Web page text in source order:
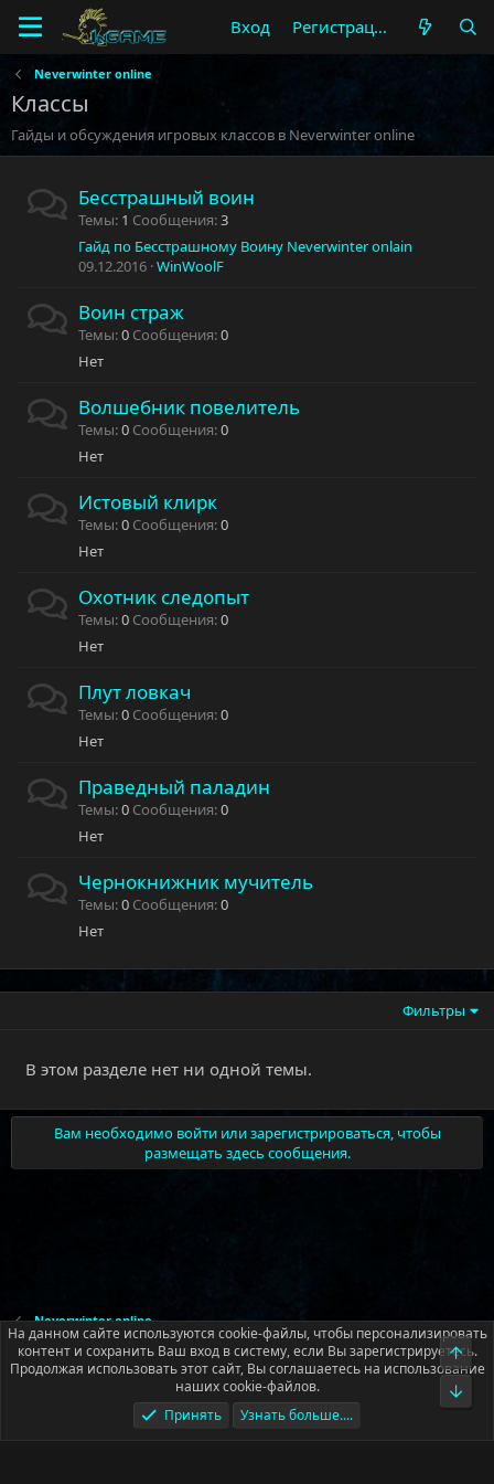
Вход Регистрация
Neverwinter online
Классы
Гайды и обсуждения игровых классов в Neverwinter online
Бесстрашный воин
Темы 1 Сообщения 3
Гайд по Бесстрашному Воину Neverwinter onlain
09.12.2016 WinWoolF
Воин страж
Темы 0 Сообщения 0
Нет
Волшебник повелитель
Темы 0 Сообщения 0
Нет
Истовый клирк
Темы 0 Сообщения 0
Нет
Охотник следопыт
Темы 0 Сообщения 0
Нет
Плут ловкач
Темы 0 Сообщения 0
Нет
Праведный паладин
Темы 0 Сообщения 0
Нет
Чернокнижник мучитель
Темы 0 Сообщения 0
Нет
Фильтры
В этом разделе нет ни одной темы.
Вам необходимо войти или зарегистрироваться, чтобы
размещать здесь сообщения.
Neverwinter online
Русский (RU)
Условия и правила
Политика конфиденциальности
Помощь
На данном сайте используются cookie-файлы, чтобы персонализировать
контент и сохранить Ваш вход в систему, если Вы зарегистрируетесь.
Продолжая использовать этот сайт, Вы соглашаетесь на использование
наших cookie-файлов.
Принять
Узнать больше....
Верх
Низ